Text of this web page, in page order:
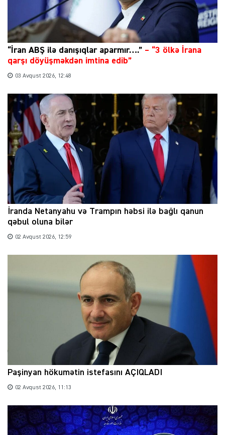
“İran ABŞ ilə danışıqlar aparmır….” – “3 ölkə İrana
qarşı döyüşməkdən imtina edib”
03 Avqust 2026, 12:48
İranda Netanyahu və Trampın həbsi ilə bağlı qanun
qəbul oluna bilər
02 Avqust 2026, 12:59
Paşinyan hökumətin istefasını AÇIQLADI
02 Avqust 2026, 11:13